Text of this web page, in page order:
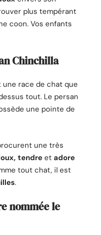
plus tempérant
coon. Vos enfants
Chinchilla
race de chat que
tout. Le persan
une pointe de
une très
tendre et adore
tout chat, il est
.
nommée le